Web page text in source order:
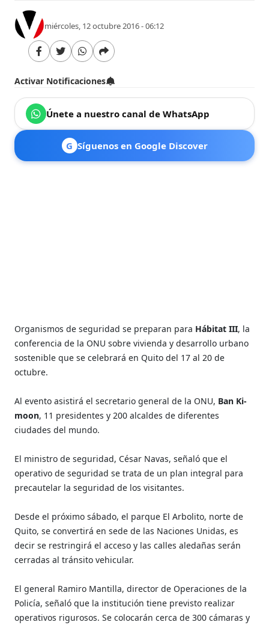
miércoles, 12 octubre 2016 - 06:12
Activar Notificaciones
Únete a nuestro canal de WhatsApp
G Síguenos en Google Discover
Organismos de seguridad se preparan para Hábitat III, la
conferencia de la ONU sobre vivienda y desarrollo urbano
sostenible que se celebrará en Quito del 17 al 20 de
octubre.
Al evento asistirá el secretario general de la ONU, Ban Ki-
moon, 11 presidentes y 200 alcaldes de diferentes
ciudades del mundo.
El ministro de seguridad, César Navas, señaló que el
operativo de seguridad se trata de un plan integral para
precautelar la seguridad de los visitantes.
Desde el próximo sábado, el parque El Arbolito, norte de
Quito, se convertirá en sede de las Naciones Unidas, es
decir se restringirá el acceso y las calles aledañas serán
cerradas al tránsito vehicular.
El general Ramiro Mantilla, director de Operaciones de la
Policía, señaló que la institución tiene previsto realizar
operativos rigurosos. Se colocarán cerca de 300 cámaras y